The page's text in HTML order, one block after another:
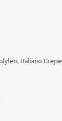
Italiano Crepe